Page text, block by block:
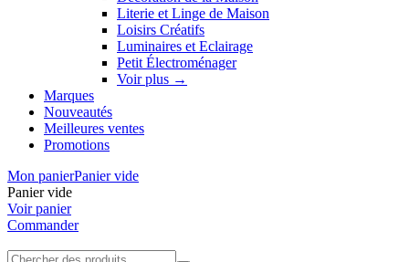
Literie et Linge de Maison
Loisirs Créatifs
Luminaires et Eclairage
Petit Électroménager
Voir plus →
Marques
Nouveautés
Meilleures ventes
Promotions
Mon panierPanier vide
Panier vide
Voir panier
Commander